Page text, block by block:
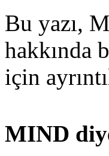
Bu yazı,
hakkında
için
MIND